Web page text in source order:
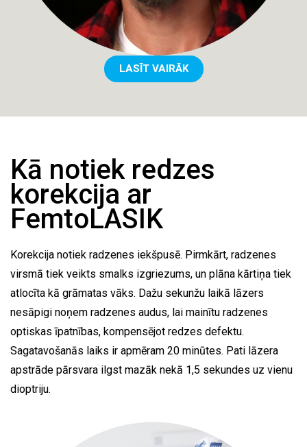
LASĪT VAIRĀK
Kā notiek redzes
korekcija ar
FemtoLASIK
Korekcija notiek radzenes iekšpusē. Pirmkārt, radzenes
virsmā tiek veikts smalks izgriezums, un plāna kārtiņa tiek
atlocīta kā grāmatas vāks. Dažu sekunžu laikā lāzers
nesāpigi noņem radzenes audus, lai mainītu radzenes
optiskas īpatnības, kompensējot redzes defektu.
Sagatavošanās laiks ir apmēram 20 minūtes. Pati lāzera
apstrāde pārsvara ilgst mazāk nekā 1,5 sekundes uz vienu
dioptriju.